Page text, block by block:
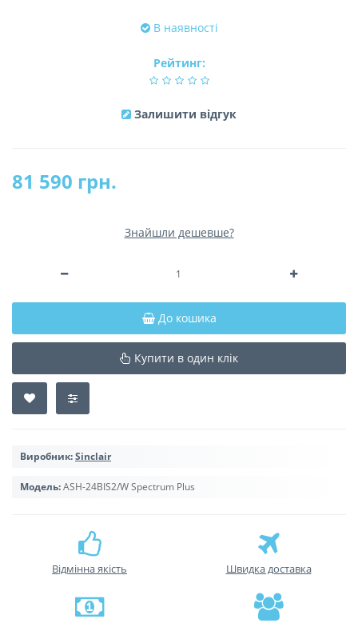
В наявності
Рейтинг:
Залишити відгук
81 590 грн.
Знайшли дешевше?
До кошика
Купити в один клік
Виробник:Sinclair
Модель:ASH-24BIS2/W Spectrum Plus
Відмінна якість Швидка доставка